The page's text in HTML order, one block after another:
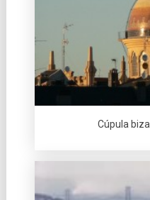
Cúpula